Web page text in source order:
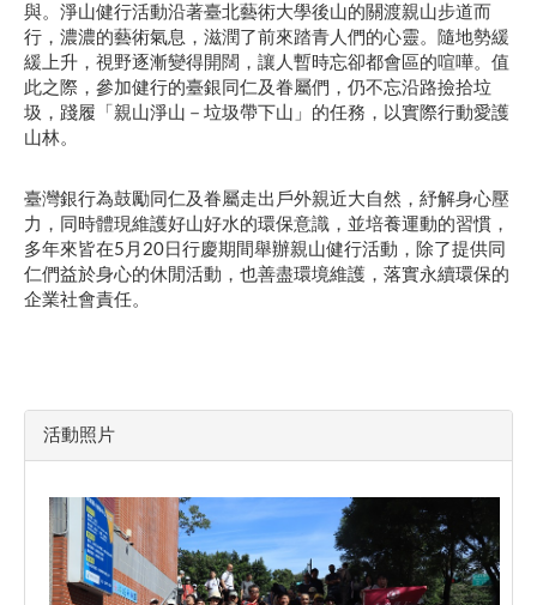
與。淨山健行活動沿著臺北藝術大學後山的關渡親山步道而
行，濃濃的藝術氣息，滋潤了前來踏青人們的心靈。隨地勢緩
緩上升，視野逐漸變得開闊，讓人暫時忘卻都會區的喧嘩。值
此之際，參加健行的臺銀同仁及眷屬們，仍不忘沿路撿拾垃
圾，踐履「親山淨山－垃圾帶下山」的任務，以實際行動愛護
山林。
臺灣銀行為鼓勵同仁及眷屬走出戶外親近大自然，紓解身心壓
力，同時體現維護好山好水的環保意識，並培養運動的習慣，
多年來皆在5月20日行慶期間舉辦親山健行活動，除了提供同
仁們益於身心的休閒活動，也善盡環境維護，落實永續環保的
企業社會責任。
活動照片